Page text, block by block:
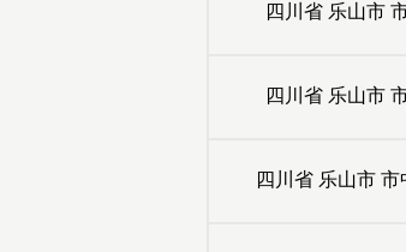
四川省 乐山市
四川省 乐山市
四川省 乐山市 市